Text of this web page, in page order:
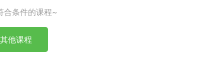
合条件的课程~
他课程